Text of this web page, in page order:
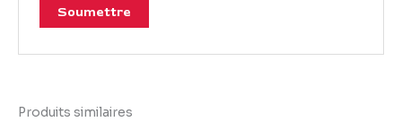
Produits similaires